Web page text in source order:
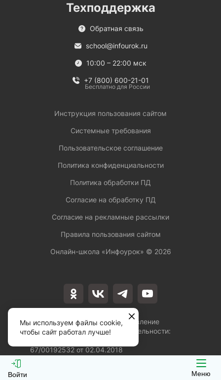
Войти Меню
Лицензия на осуществление
образовательной деятельности:
67/00192532 от 02.04.2018
Техподдержка
Обратная связь
school@infourok.ru
10:00 – 22:00 мск
+7 (800) 600-21-01
Бесплатно для России
Инструкция пользования сайтом
Системные требования
Пользовательское соглашение
Политика конфиденциальности
Политика обработки ПД
Согласие на обработку ПД
Согласие на рекламные рассылки
Правила пользования сайтом
Онлайн-школа «Инфоурок» © 2026
Мы используем файлы cookie,
чтобы сайт работал лучше!